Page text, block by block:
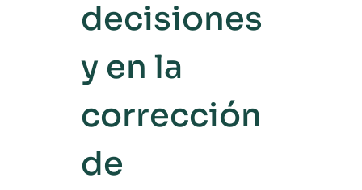
decisiones
y en la
corrección
de